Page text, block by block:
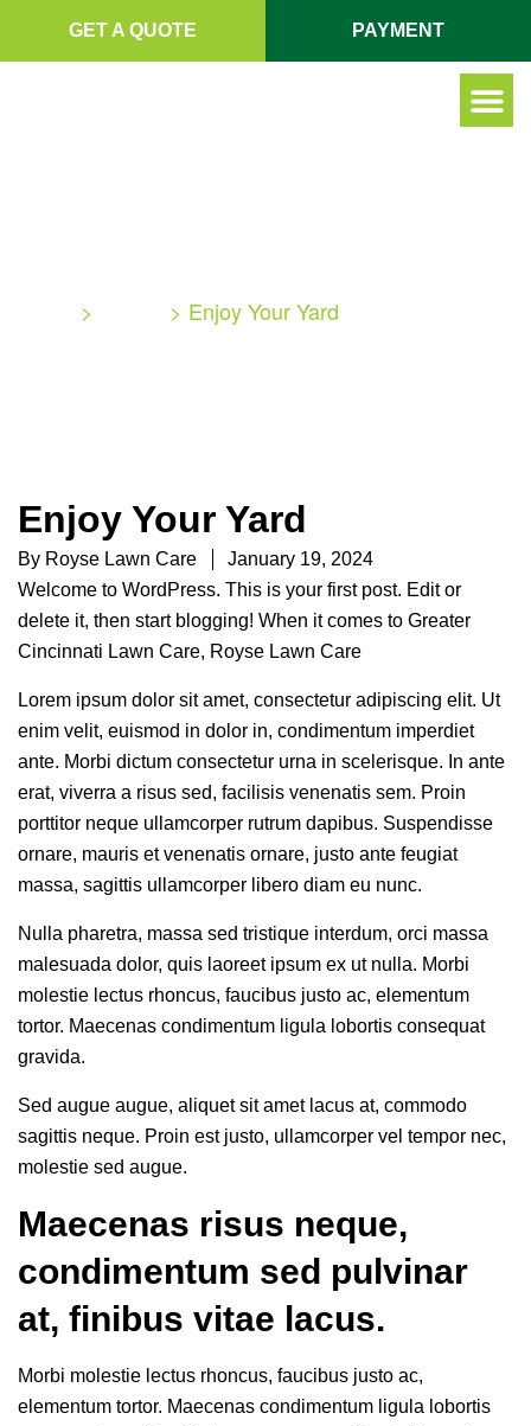
GET A QUOTE PAYMENT
> > Enjoy Your Yard
Enjoy Your Yard
By Royse Lawn Care
January 19, 2024
Welcome to WordPress. This is your first post. Edit or
delete it, then start blogging! When it comes to Greater
Cincinnati Lawn Care, Royse Lawn Care
Lorem ipsum dolor sit amet, consectetur adipiscing elit. Ut
enim velit, euismod in dolor in, condimentum imperdiet
ante. Morbi dictum consectetur urna in scelerisque. In ante
erat, viverra a risus sed, facilisis venenatis sem. Proin
porttitor neque ullamcorper rutrum dapibus. Suspendisse
ornare, mauris et venenatis ornare, justo ante feugiat
massa, sagittis ullamcorper libero diam eu nunc.
Nulla pharetra, massa sed tristique interdum, orci massa
malesuada dolor, quis laoreet ipsum ex ut nulla. Morbi
molestie lectus rhoncus, faucibus justo ac, elementum
tortor. Maecenas condimentum ligula lobortis consequat
gravida.
Sed augue augue, aliquet sit amet lacus at, commodo
sagittis neque. Proin est justo, ullamcorper vel tempor nec,
molestie sed augue.
Maecenas risus neque,
condimentum sed pulvinar
at, finibus vitae lacus.
Morbi molestie lectus rhoncus, faucibus justo ac,
elementum tortor. Maecenas condimentum ligula lobortis